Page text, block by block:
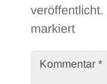
veröffentlicht.
markiert